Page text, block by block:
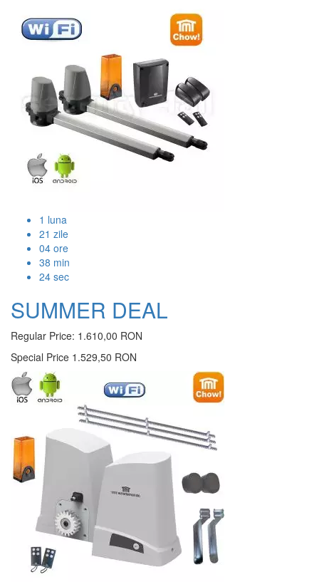
1 luna
21 zile
04 ore
38 min
23 sec
SUMMER DEAL
Regular Price: 1.610,00 RON
Special Price 1.529,50 RON